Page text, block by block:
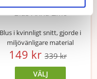
★★★★★
Blus i kvinnligt snitt, gjorde i
miljövänligare material
149 kr 339 kr
VÄLJ